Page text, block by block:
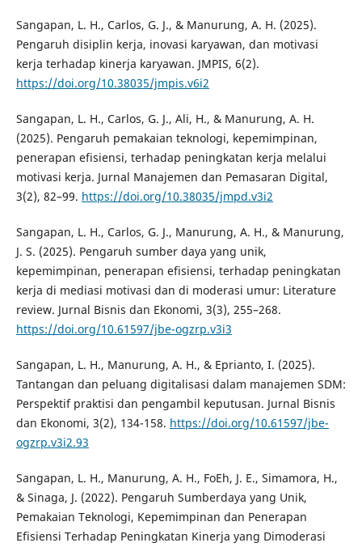
Sangapan, L. H., Carlos, G. J., & Manurung, A. H. (2025).
Pengaruh disiplin kerja, inovasi karyawan, dan motivasi
kerja terhadap kinerja karyawan. JMPIS, 6(2).
https://doi.org/10.38035/jmpis.v6i2
Sangapan, L. H., Carlos, G. J., Ali, H., & Manurung, A. H.
(2025). Pengaruh pemakaian teknologi, kepemimpinan,
penerapan efisiensi, terhadap peningkatan kerja melalui
motivasi kerja. Jurnal Manajemen dan Pemasaran Digital,
3(2), 82–99. https://doi.org/10.38035/jmpd.v3i2
Sangapan, L. H., Carlos, G. J., Manurung, A. H., & Manurung,
J. S. (2025). Pengaruh sumber daya yang unik,
kepemimpinan, penerapan efisiensi, terhadap peningkatan
kerja di mediasi motivasi dan di moderasi umur: Literature
review. Jurnal Bisnis dan Ekonomi, 3(3), 255–268.
https://doi.org/10.61597/jbe-ogzrp.v3i3
Sangapan, L. H., Manurung, A. H., & Eprianto, I. (2025).
Tantangan dan peluang digitalisasi dalam manajemen SDM:
Perspektif praktisi dan pengambil keputusan. Jurnal Bisnis
dan Ekonomi, 3(2), 134-158. https://doi.org/10.61597/jbe-
ogzrp.v3i2.93
Sangapan, L. H., Manurung, A. H., FoEh, J. E., Simamora, H.,
& Sinaga, J. (2022). Pengaruh Sumberdaya yang Unik,
Pemakaian Teknologi, Kepemimpinan dan Penerapan
Efisiensi Terhadap Peningkatan Kinerja yang Dimoderasi